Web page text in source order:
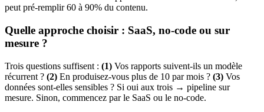
peut pré-remplir 60 à 90% du contenu.
Quelle approche choisir : SaaS, no-code ou sur
mesure ?
Trois questions suffisent : (1) Vos rapports suivent-ils un modèle
récurrent ? (2) En produisez-vous plus de 10 par mois ? (3) Vos
données sont-elles sensibles ? Si oui aux trois → pipeline sur
mesure. Sinon, commencez par le SaaS ou le no-code.